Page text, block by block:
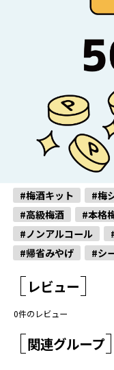
#梅酒キット #梅
#高級梅酒
#本格
#ノンアルコール
#帰省みやげ
#シ
レビュー
0件のレビュー
関連グループ